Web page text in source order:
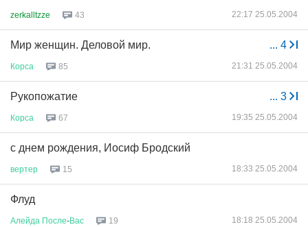
zerkalltzze 43 22:17 25.05.2004
... 4
Мир женщин. Деловой мир.
Корса 85 21:31 25.05.2004
... 3
Рукопожатие
Корса 67 19:35 25.05.2004
с днем рождения, Иосиф Бродский
вертер 15 18:33 25.05.2004
Флуд
Алейда После-Вас 19 18:18 25.05.2004